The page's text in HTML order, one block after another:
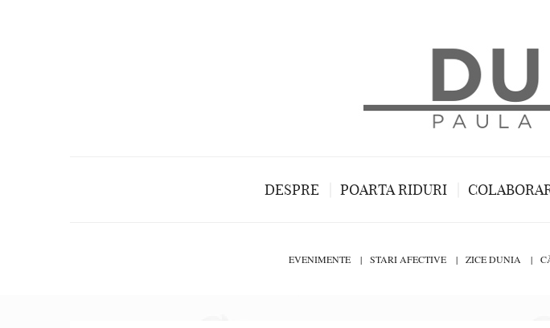
DESPRE POARTA RIDURI
EVENIMENTE STARI AFECTIVE ZICE DUNIA